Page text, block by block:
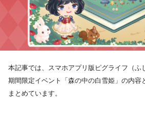
本記事では、スマホアプリ版ピグライフ（ふ
期間限定イベント「森の中の白雪姫」の内容
まとめています。